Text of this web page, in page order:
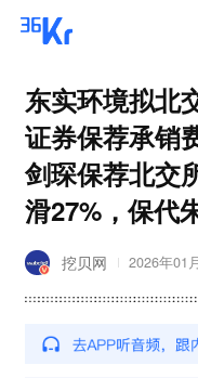
东实环境拟北
证券保荐承销
剑琛保荐北交
滑27%，保代
挖贝网 2026年01